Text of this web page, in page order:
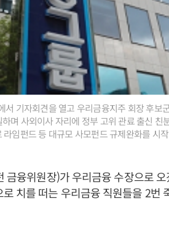
기자회견을 열고 우리금융지주 회장 후보
며 사외이사 자리에 정부 고위 관료 출신 친
임펀드 등 대규모 사모펀드 규제완화를 시
금융위원장)가 우리금융 수장으로
치를 떠는 우리금융 직원들을 2번